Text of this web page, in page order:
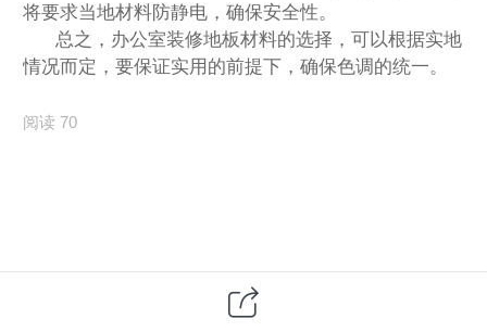
将要求当地材料防静电，确保安全性。
总之，办公室装修地板材料的选择，可以根据实地
情况而定，要保证实用的前提下，确保色调的统一。
阅读 70